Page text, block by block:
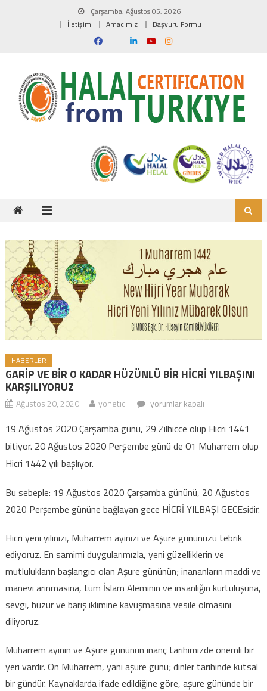
Çarşamba, Ağustos 05, 2026
İletişim
Amacımız Başvuru Formu
HABERLER
GARİP VE BİR O KADAR HÜZÜNLÜ BİR HİCRİ YILBAŞINI
KARŞILIYORUZ
Ağustos 20, 2020 yonetici
GARİP VE BİR O KADAR HÜZÜNLÜ
KARŞILIYORUZ için
yorumlar kapalı
19 Ağustos 2020 Çarşamba günü, 29 Zilhicce olup Hicri 1441
bitiyor. 20 Ağustos 2020 Perşembe günü de 01 Muharrem olup
Hicri 1442 yılı başlıyor.
Bu sebeple: 19 Ağustos 2020 Çarşamba gününü, 20 Ağustos
2020 Perşembe gününe bağlayan gece HİCRİ YILBAŞI GECEsidir.
Hicri yeni yılınızı, Muharrem ayınızı ve Aşure gününüzü tebrik
ediyoruz. En samimi duygularımızla, yeni güzelliklerin ve
mutlulukların başlangıcı olan Aşure gününün; inananların maddi ve
manevi arınmasına, tüm İslam Aleminin ve insanlığın kurtuluşuna,
sevgi, huzur ve barış iklimine kavuşmasına vesile olmasını
diliyoruz.
Muharrem ayının ve Aşure gününün inanç tarihimizde önemli bir
yeri vardır. On Muharrem, yani aşure günü; dinler tarihinde kutsal
bir gündür. Kaynaklarda ifade edildiğine göre, aşure gününde bir